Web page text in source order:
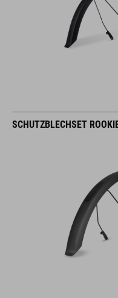
SCHUTZBLECHSET